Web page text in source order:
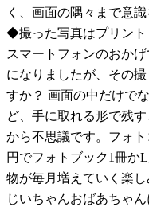
く、画面の隅々まで意
◆撮った写真はプリン
スマートフォンのおか
になりましたが、その
すか？ 画面の中だけで
ど、手に取れる形で残
から不思議です。フォ
円でフォトブック1冊か
物が毎月増えていく楽
じいちゃんおばあちゃ